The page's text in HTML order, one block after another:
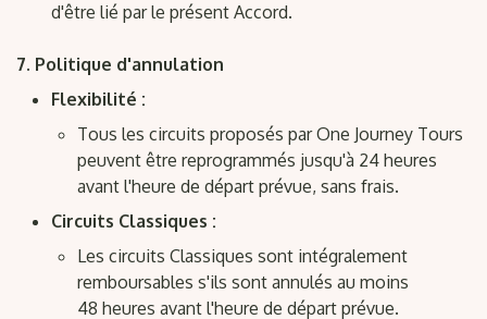
d'être lié par le présent Accord.
Politique d'annulation
Flexibilité :
Tous les circuits proposés par One Journey Tours
peuvent être reprogrammés jusqu'à 24 heures
avant l'heure de départ prévue, sans frais.
Circuits Classiques :
Les circuits Classiques sont intégralement
remboursables s'ils sont annulés au moins
48 heures avant l'heure de départ prévue.